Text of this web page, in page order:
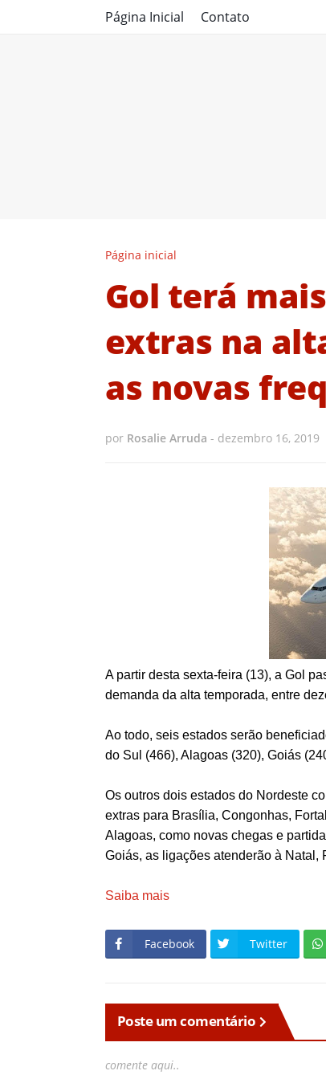
Página Inicial Contato
Página inicial
Gol terá
extras na
as novas
por Rosalie Arruda - dezembro 16, 2019
A partir desta sexta-feira (13), a Gol
demanda da alta temporada, entre
Ao todo, seis estados serão
do Sul (466), Alagoas (320), Goiás
Os outros dois estados do Nordeste
extras para Brasília, Congonhas,
Alagoas, como novas chegas e
Goiás, as ligações atenderão à Natal,
Saiba mais
Facebook Twitter
Poste um comentário
comente aqui..